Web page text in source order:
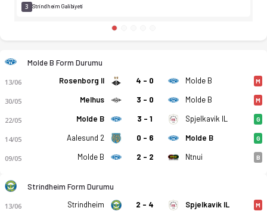
3 Strindheim Galibiyeti
Molde B Form Durumu
13/06 Rosenborg II 4 - 0 Molde B M
30/05 Melhus 3 - 0 Molde B M
22/05 Molde B 3 - 1 Spjelkavik IL G
14/05 Aalesund 2 0 - 6 Molde B G
09/05 Molde B 2 - 2 Ntnui B
Strindheim Form Durumu
13/06 Strindheim 2 - 4 Spjelkavik IL M